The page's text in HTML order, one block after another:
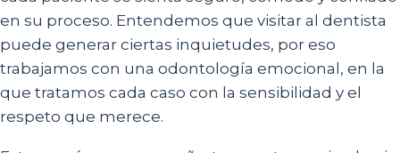
en su proceso. Entendemos que visitar al dentista
puede generar ciertas inquietudes, por eso
trabajamos con una odontología emocional, en la
que tratamos cada caso con la sensibilidad y el
respeto que merece.